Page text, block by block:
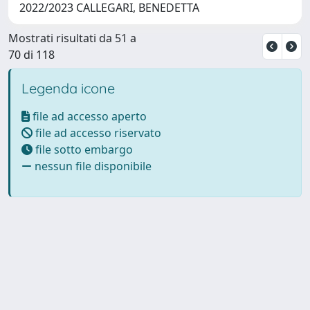
2022/2023 CALLEGARI, BENEDETTA
Mostrati risultati da 51 a
70 di 118
Legenda icone
file ad accesso aperto
file ad accesso riservato
file sotto embargo
nessun file disponibile